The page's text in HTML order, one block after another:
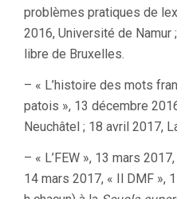
problèmes pratiques de
2016, Université de Namur
libre de Bruxelles.
– « L’histoire des mots
patois », 13 décembre
Neuchâtel ; 18 avril 2017,
– « L’FEW », 13 mars
14 mars 2017, « Il DMF »,